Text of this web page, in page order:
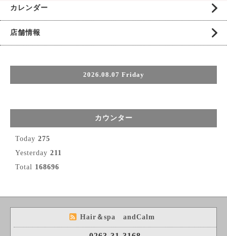
カレンダー
店舗情報
2026.08.07 Friday
カウンター
Today 275
Yesterday 211
Total 168696
Hair＆spa andCalm